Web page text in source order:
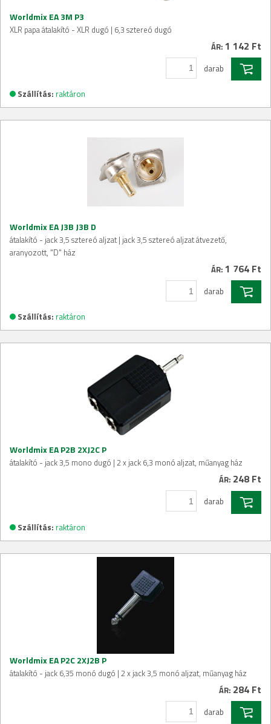
Worldmix EA 3M P3
XLR papa átalakító - XLR dugó | 6,3 sztereó dugó
ÁR: 1 142 Ft
darab
Szállítás: raktáron
Worldmix EA J3B J3B D
átalakító - jack 3,5 sztereó aljzat | jack 3,5 sztereó aljzat átvezető,
aranyozott, "D" ház
ÁR: 1 764 Ft
darab
Szállítás: raktáron
Worldmix EA P2B 2XJ2C P
átalakító - jack 3,5 mono dugó | 2 x jack 6,3 monó aljzat, műanyag ház
ÁR: 248 Ft
darab
Szállítás: raktáron
Worldmix EA P2C 2XJ2B P
átalakító - jack 6,35 monó dugó | 2 x jack 3,5 monó aljzat, műanyag ház
ÁR: 284 Ft
darab